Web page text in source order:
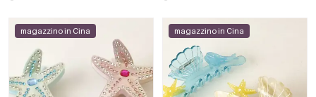
magazzino in Cina magazzino in Cina